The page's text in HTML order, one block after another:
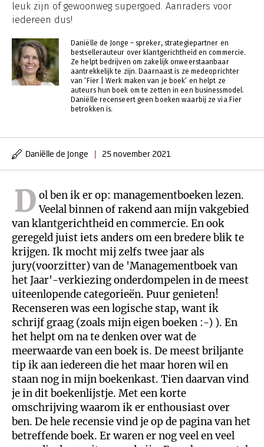
leuk zijn of gewoonweg supergoed. Aanraders voor
iedereen dus!
Daniëlle de Jonge – spreker, strategiepartner en
bestsellerauteur over klantgerichtheid en commercie.
Ze helpt bedrijven om zakelijk onweerstaanbaar
aantrekkelijk te zijn. Daarnaast is ze medeoprichter
van ‘Fier | Werk maken van je boek’ en helpt ze
auteurs hun boek om te zetten in een businessmodel.
Daniëlle recenseert geen boeken waarbij ze via Fier
betrokken is.
Daniëlle de Jonge | 25 november 2021
D ol ben ik er op: managementboeken lezen.
Veelal binnen of rakend aan mijn vakgebied
van klantgerichtheid en commercie. En ook
geregeld juist iets anders om een bredere blik te
krijgen. Ik mocht mij zelfs twee jaar als
jury(voorzitter) van de 'Managementboek van
het Jaar'-verkiezing onderdompelen in de meest
uiteenlopende categorieën. Puur genieten!
Recenseren was een logische stap, want ik
schrijf graag (zoals mijn eigen boeken :-) ). En
het helpt om na te denken over wat de
meerwaarde van een boek is. De meest briljante
tip ik aan iedereen die het maar horen wil en
staan nog in mijn boekenkast. Tien daarvan vind
je in dit boekenlijstje. Met een korte
omschrijving waarom ik er enthousiast over
ben. De hele recensie vind je op de pagina van het
betreffende boek. Er waren er nog veel en veel